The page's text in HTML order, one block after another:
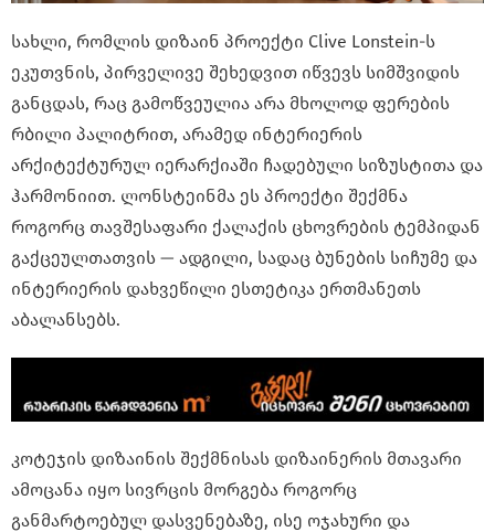
სახლი, რომლის დიზაინ პროექტი Clive Lonstein-ს
ეკუთვნის, პირველივე შეხედვით იწვევს სიმშვიდის
განცდას, რაც გამოწვეულია არა მხოლოდ ფერების
რბილი პალიტრით, არამედ ინტერიერის
არქიტექტურულ იერარქიაში ჩადებული სიზუსტითა და
ჰარმონიით. ლონსტეინმა ეს პროექტი შექმნა
როგორც თავშესაფარი ქალაქის ცხოვრების ტემპიდან
გაქცეულთათვის — ადგილი, სადაც ბუნების სიჩუმე და
ინტერიერის დახვეწილი ესთეტიკა ერთმანეთს
აბალანსებს.
კოტეჯის დიზაინის შექმნისას დიზაინერის მთავარი
ამოცანა იყო სივრცის მორგება როგორც
განმარტოებულ დასვენებაზე, ისე ოჯახური და